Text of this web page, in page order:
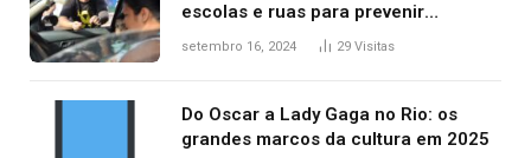
escolas e ruas para prevenir
acidentes no trânsito no AP
setembro 16, 2024 29 Visitas
Do Oscar a Lady Gaga no Rio: os
grandes marcos da cultura em 2025